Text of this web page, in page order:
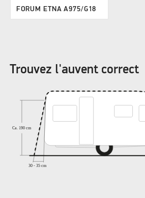
FORUM ETNA A975/G18
Trouvez l'auvent correct